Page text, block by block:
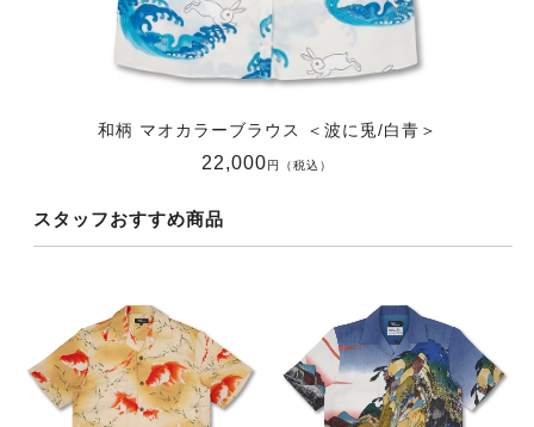
和柄 マオカラーブラウス ＜波に兎/白青＞
22,000円（税込）
スタッフおすすめ商品